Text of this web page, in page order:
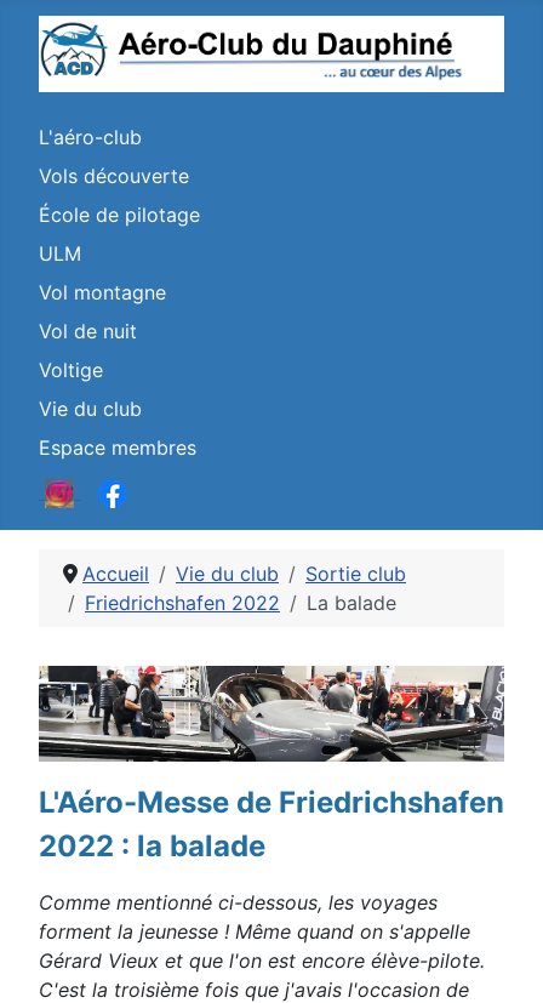
L'aéro-club
Vols découverte
École de pilotage
ULM
Vol montagne
Vol de nuit
Voltige
Vie du club
Espace membres
Accueil Vie du club
Sortie club
Friedrichshafen 2022
La balade
Détails
L'Aéro-Messe de Friedrichshafen
2022 : la balade
Comme mentionné ci-dessous, les voyages
forment la jeunesse ! Même quand on s'appelle
Gérard Vieux et que l'on est encore élève-pilote.
C'est la troisième fois que j'avais l'occasion de